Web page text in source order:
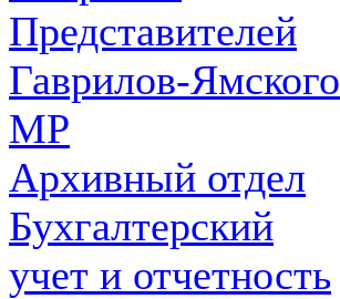
Представителей
Гаврилов-Ямского
МР
Архивный отдел
Бухгалтерский
учет и отчетность